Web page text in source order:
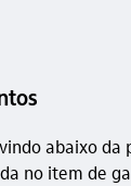
abaixo da
no item de